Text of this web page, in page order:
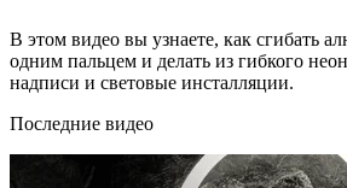
В этом видео вы узнаете, как сгибать
одним пальцем и делать из гибкого
надписи и световые инсталляции.
Последние видео